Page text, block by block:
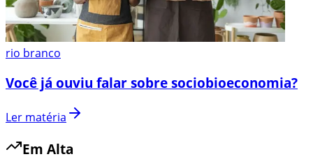
rio branco
Você já ouviu falar sobre sociobioeconomia?
Ler matéria
Em Alta